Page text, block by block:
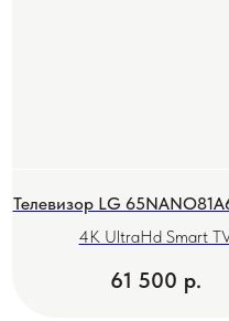
Телевизор LG
4K UltraHd Smart
61 500 р.